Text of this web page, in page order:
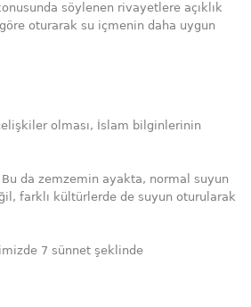
söylenen rivayetlere açıklık
oturarak su içmenin daha uygun
olması, İslam bilginlerinin
da zemzemin ayakta, normal suyun
farklı kültürlerde de suyun oturularak
7 sünnet şeklinde